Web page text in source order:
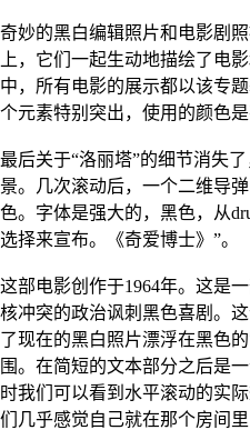
奇妙的黑白编辑照片和电影剧
上，它们一起生动地描绘了电
中，所有电影的展示都以该专
个元素特别突出，使用的颜色
最后关于“洛丽塔”的细节消失
景。几次滚动后，一个二维导
色。字体是强大的，黑色，从
选择来宣布。《奇爱博士》”。
这部电影创作于1964年。这是
核冲突的政治讽刺黑色喜剧。
了现在的黑白照片漂浮在黑色
围。在简短的文本部分之后是
时我们可以看到水平滚动的实
们几乎感觉自己就在那个房间